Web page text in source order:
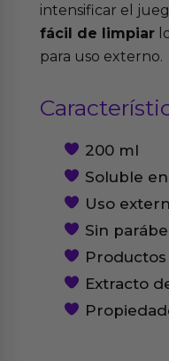
intensificar el
fácil de limpiar
para uso externo.
200 ml
Soluble
Uso
Sin
Extracto